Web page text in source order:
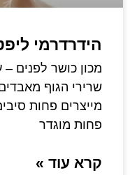
הידרדרמי
מכון כושר לפנים
שרירי הגוף
מייצרים פחות
פחות מוגדר
קרא עוד »